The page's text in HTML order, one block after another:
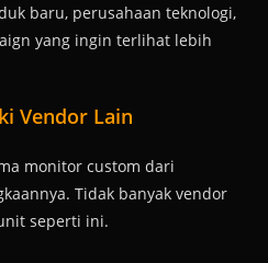
baru, perusahaan teknologi,
yang ingin terlihat lebih
Vendor Lain
monitor custom dari
Tidak banyak vendor
seperti ini.